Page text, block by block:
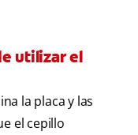
utilizar el
la placa y las
el cepillo